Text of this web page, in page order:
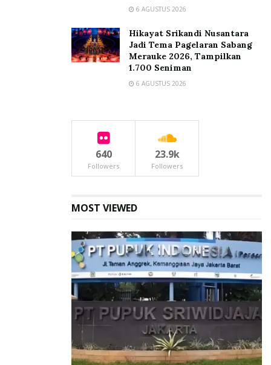
6 AGUSTUS 2026
Hikayat Srikandi Nusantara
Jadi Tema Pagelaran Sabang
Merauke 2026, Tampilkan
1.700 Seniman
6 AGUSTUS 2026
640
Followers
23.9k
Followers
MOST VIEWED